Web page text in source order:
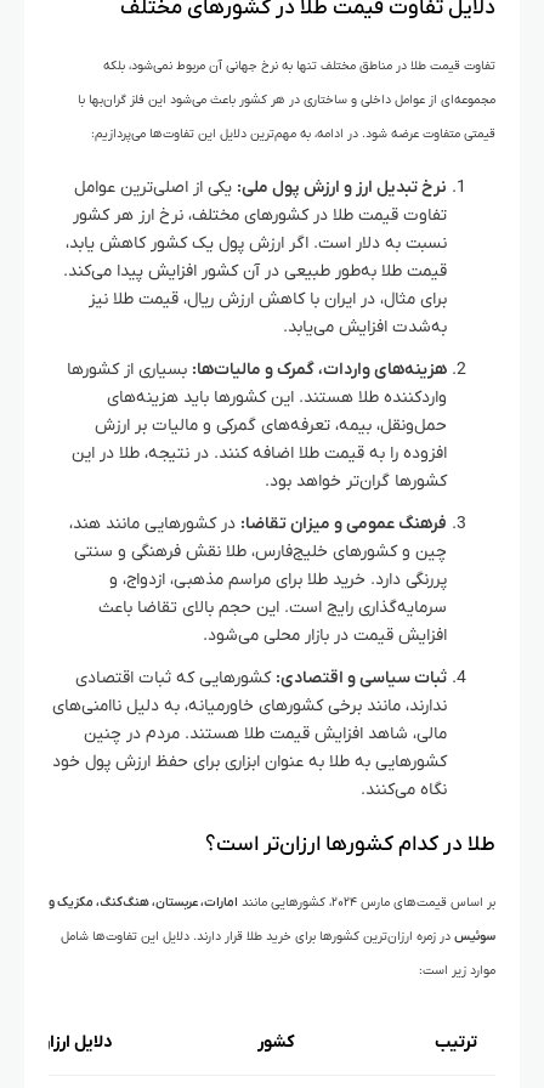
دلایل تفاوت قیمت طلا در کشورهای مختلف
تفاوت قیمت طلا در مناطق مختلف تنها به نرخ جهانی آن مربوط نمی‌شود، بلکه
مجموعه‌ای از عوامل داخلی و ساختاری در هر کشور باعث می‌شود این فلز گران‌بها با
قیمتی متفاوت عرضه شود. در ادامه، به مهم‌ترین دلایل این تفاوت‌ها می‌پردازیم:
نرخ تبدیل ارز و ارزش پول ملی: یکی از اصلی‌ترین عوامل
تفاوت قیمت طلا در کشورهای مختلف، نرخ ارز هر کشور
نسبت به دلار است. اگر ارزش پول یک کشور کاهش یابد،
قیمت طلا به‌طور طبیعی در آن کشور افزایش پیدا می‌کند.
برای مثال، در ایران با کاهش ارزش ریال، قیمت طلا نیز
به‌شدت افزایش می‌یابد.
هزینه‌های واردات، گمرک و مالیات‌ها: بسیاری از کشورها
واردکننده طلا هستند. این کشورها باید هزینه‌های
حمل‌ونقل، بیمه، تعرفه‌های گمرکی و مالیات بر ارزش
افزوده را به قیمت طلا اضافه کنند. در نتیجه، طلا در این
کشورها گران‌تر خواهد بود.
فرهنگ عمومی و میزان تقاضا: در کشورهایی مانند هند،
چین و کشورهای خلیج‌فارس، طلا نقش فرهنگی و سنتی
پررنگی دارد. خرید طلا برای مراسم مذهبی، ازدواج، و
سرمایه‌گذاری رایج است. این حجم بالای تقاضا باعث
افزایش قیمت در بازار محلی می‌شود.
ثبات سیاسی و اقتصادی: کشورهایی که ثبات اقتصادی
ندارند، مانند برخی کشورهای خاورمیانه، به دلیل ناامنی‌های
مالی، شاهد افزایش قیمت طلا هستند. مردم در چنین
کشورهایی به طلا به عنوان ابزاری برای حفظ ارزش پول خود
نگاه می‌کنند.
طلا در کدام کشورها ارزان‌تر است؟
بر اساس قیمت‌های مارس ۲۰۲۴، کشورهایی مانند امارات، عربستان، هنگ‌کنگ، مکزیک و
سوئیس در زمره ارزان‌ترین کشورها برای خرید طلا قرار دارند. دلایل این تفاوت‌ها شامل
موارد زیر است:
ترتیب کشور دلایل ارزان